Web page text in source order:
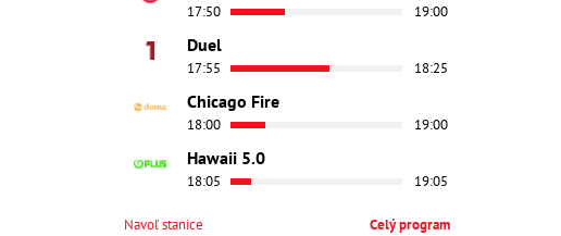
17:50 19:00
Duel
17:55 18:25
Chicago Fire
18:00 19:00
Hawaii 5.0
18:05 19:05
Navoľ stanice Celý program